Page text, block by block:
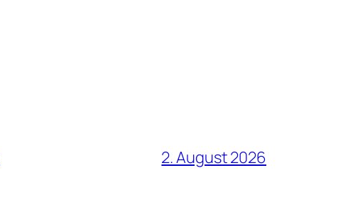
2. August 2026